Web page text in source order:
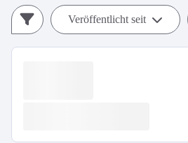
Veröffentlicht seit